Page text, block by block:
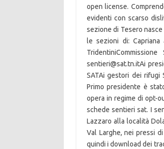
open license.
evidenti con scarso
sezione di Tesero
le sezioni di: Capriana
sentieri@sat.tn.itAi
SATAi gestori dei rifugi
Primo presidente è
opera in regime di opt-
schede sentieri sat. I
Lazzaro alla località
Val Larghe, nei pressi
quindi i download dei